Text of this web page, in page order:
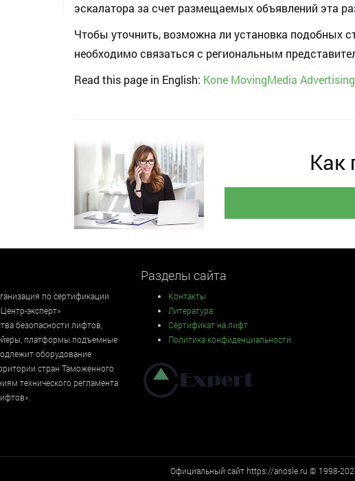
эскалатора за счет размещаемых объявлений эта
Чтобы уточнить, возможна ли установка подобных
необходимо связаться с региональным
Read this page in English: Kone MovingMedia Advertising
Как
по сертификации
эксперт»
безопасности лифтов,
платформы подъемные
оборудование
стран Таможенного
технического регламента
Разделы сайта
Контакты
Литература
Сертификат на лифт
Политика конфиденциальности
Официальный сайт https://anosle.ru © 1998-